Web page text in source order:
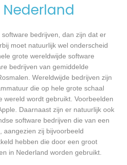
bedrijven, dan zijn dat er
moet natuurlijk wel onderscheid
grote wereldwijde software
bedrijven van gemiddelde
Wereldwijde bedrijven zijn
die op hele grote schaal
wereld wordt gebruikt. Voorbeelden
Daarnaast zijn er natuurlijk ook
software bedrijven die van een
aangezien zij bijvoorbeeld
hebben die door een groot
in Nederland worden gebruikt.